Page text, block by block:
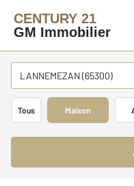
CENTURY 21
GM Immobilier
LANNEMEZAN (65300)
Tous Maison